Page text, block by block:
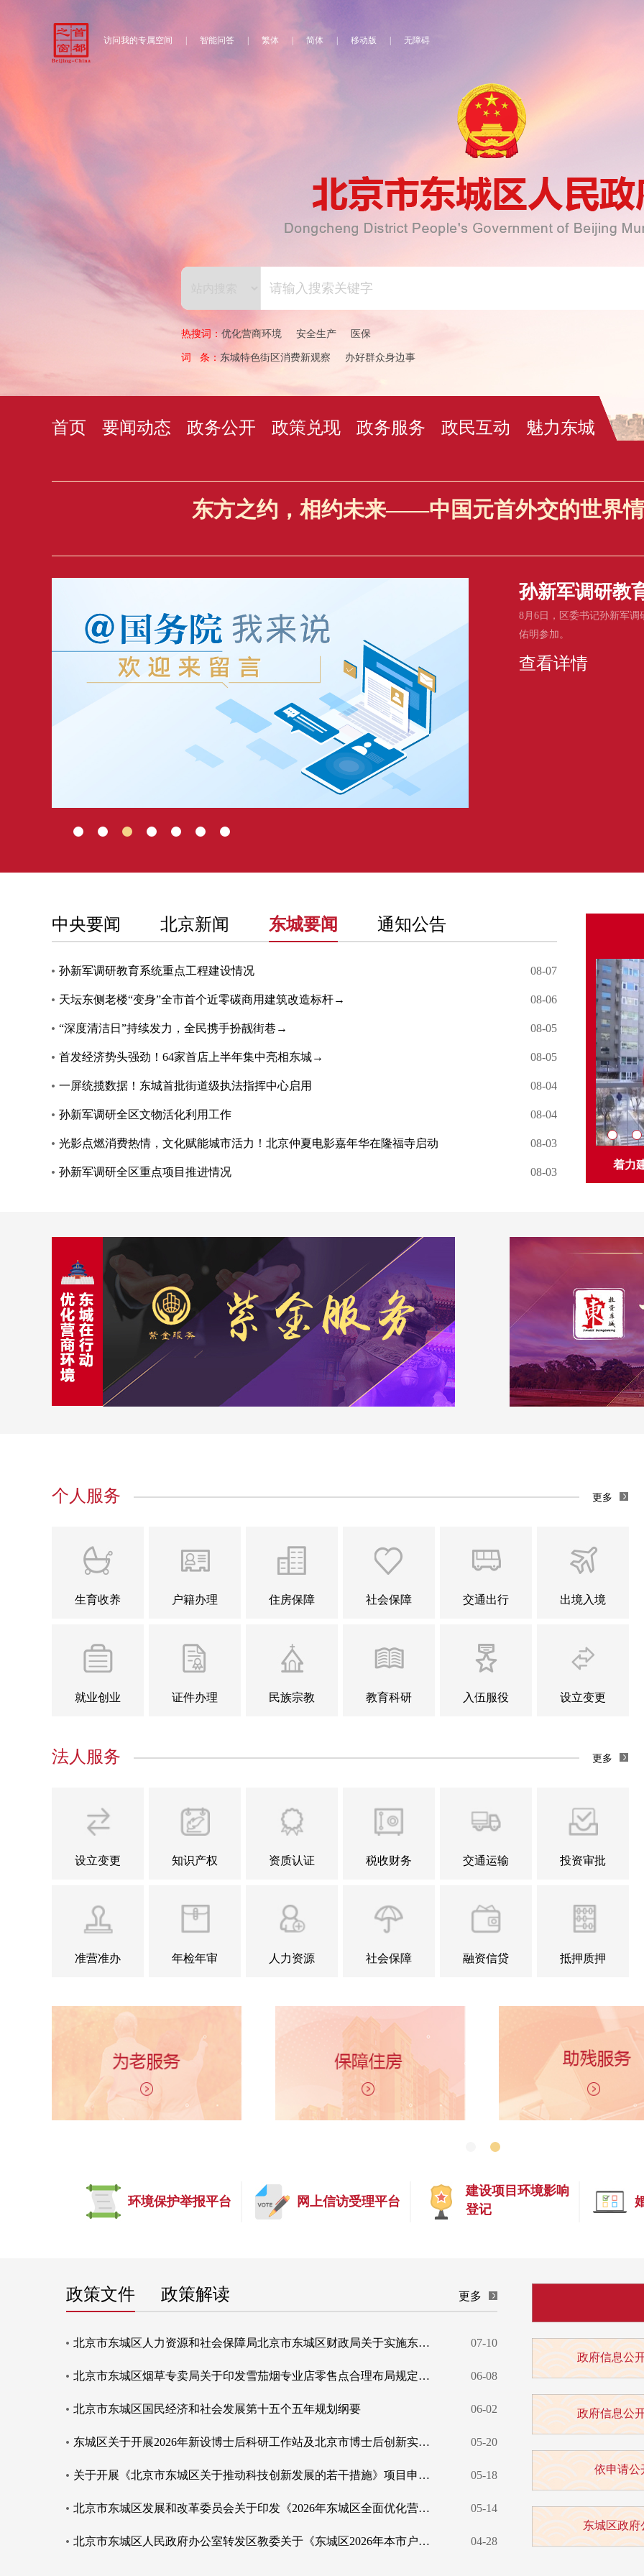
访问我的专属空间 智能问答 繁体 简体 移动版 无障碍
热搜词： 优化营商环境 安全生产 医保
词 条： 东城特色街区消费新观察 办好群众身边事
首页 要闻动态 政务公开 政策兑现 政务服务 政民互动 魅力东城
东方之约，相约未来——中国元首外交的世界
孙新军调研教
8月6日，区委书记孙新军
佑明参加。
查看详情
中央要闻 北京新闻 东城要闻 通知公告
孙新军调研教育系统重点工程建设情况 08-07
天坛东侧老楼“变身”全市首个近零碳商用建筑改造标杆→ 08-06
“深度清洁日”持续发力，全民携手扮靓街巷→ 08-05
首发经济势头强劲！64家首店上半年集中亮相东城→ 08-05
一屏统揽数据！东城首批街道级执法指挥中心启用 08-04
孙新军调研全区文物活化利用工作 08-04
光影点燃消费热情，文化赋能城市活力！北京仲夏电影嘉年华在隆福寺启动 08-03
孙新军调研全区重点项目推进情况 08-03
东城区人力资
关于特殊工种
北京市东城区
内部比选结果
东城区民政局
关于特殊工种
关于领取病残
东城区委书记孙新军：东城将用好中轴... 着力建
个人服务 更多
生育收养 户籍办理 住房保障 社会保障 交通出行 出境入境
就业创业 证件办理 民族宗教 教育科研 入伍服役 设立变更
法人服务 更多
设立变更 知识产权 资质认证 税收财务 交通运输 投资审批
准营准办 年检年审 人力资源 社会保障 融资信贷 抵押质押
环境保护举报平台 网上信访受理平台
建设项目环境影响
登记
政策文件 政策解读
北京市东城区人力资源和社会保障局北京市东城区财政局关于实施东城区就业见习补贴政策的通知 07-10
北京市东城区烟草专卖局关于印发雪茄烟专业店零售点合理布局规定的通知 06-08
北京市东城区国民经济和社会发展第十五个五年规划纲要 06-02
东城区关于开展2026年新设博士后科研工作站及北京市博士后创新实践基地申报工作的通知 05-20
关于开展《北京市东城区关于推动科技创新发展的若干措施》项目申报的通知 05-18
北京市东城区发展和改革委员会关于印发《2026年东城区全面优化营商环境工作要点》的通知 05-14
北京市东城区人民政府办公室转发区教委关于《东城区2026年本市户籍无房家庭承租人适龄子女入学审核实施细则》的通知 04-28
更多
政府信息公
政府信息公
依申请公
东城区政府
决策公开
政府公报
政府常务会
执行公开
财政信息 重要实事
管理公开
领导介绍
机构职能
办事指南